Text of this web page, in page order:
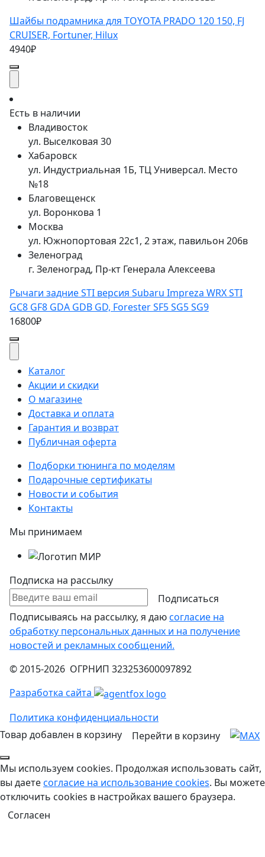
Шайбы подрамника для TOYOTA PRADO 120 150, FJ
CRUISER, Fortuner, Hilux
4940₽
Есть в наличии
Владивосток
ул. Выселковая 30
Хабаровск
ул. Индустриальная 1Б, ТЦ Универсал. Место
№18
Благовещенск
ул. Воронкова 1
Москва
ул. Южнопортовая 22с1, 2 этаж, павильон 206в
Зеленоград
г. Зеленоград, Пр-кт Генерала Алексеева
Рычаги задние STI версия Subaru Impreza WRX STI
GC8 GF8 GDA GDB GD, Forester SF5 SG5 SG9
16800₽
Каталог
Акции и скидки
О магазине
Доставка и оплата
Гарантия и возврат
Публичная оферта
Подборки тюнинга по моделям
Подарочные сертификаты
Новости и события
Контакты
Мы принимаем
Подписка на рассылку
Подписаться
Подписываясь на рассылку, я даюсогласие на
обработку персональных данных и на получение
новостей и рекламных сообщений.
© 2015-2026 ОГРНИП 323253600097892
Разработка сайта
Политика конфиденциальности
Товар добавлен в корзину
Перейти в корзину
Мы используем cookies. Продолжая использовать сайт,
вы даетесогласие на использование cookies. Вы можете
отключить cookies в настройках вашего браузера.
Согласен